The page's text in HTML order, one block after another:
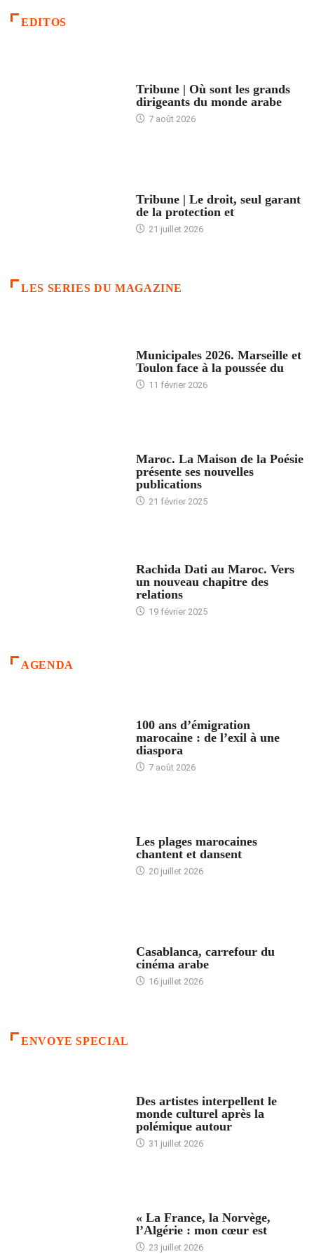
EDITOS
Tribune | Où sont les grands
dirigeants du monde arabe
7 août 2026
Tribune | Le droit, seul garant
de la protection et
21 juillet 2026
LES SERIES DU MAGAZINE
Municipales 2026. Marseille et
Toulon face à la poussée du
11 février 2026
Maroc. La Maison de la Poésie
présente ses nouvelles
publications
21 février 2025
Rachida Dati au Maroc. Vers
un nouveau chapitre des
relations
19 février 2025
AGENDA
100 ans d’émigration
marocaine : de l’exil à une
diaspora
7 août 2026
Les plages marocaines
chantent et dansent
20 juillet 2026
Casablanca, carrefour du
cinéma arabe
16 juillet 2026
ENVOYE SPECIAL
Des artistes interpellent le
monde culturel après la
polémique autour
31 juillet 2026
« La France, la Norvège,
l’Algérie : mon cœur est
23 juillet 2026